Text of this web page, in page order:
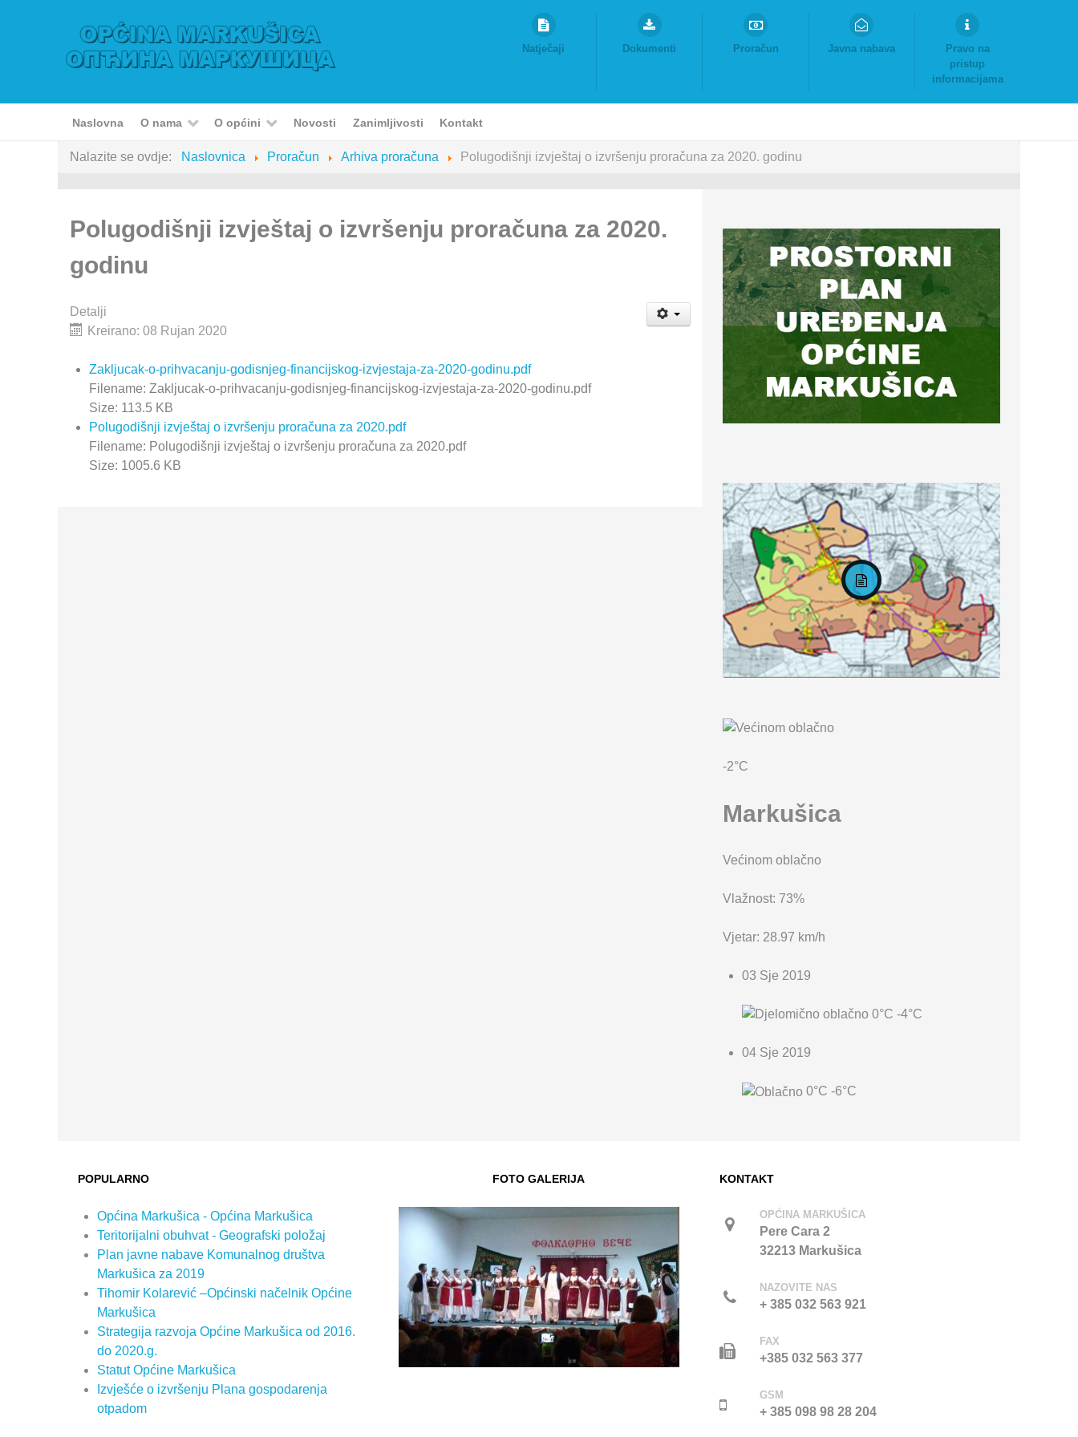
Natječaji Dokumenti Proračun Javna nabava
Pravo na
pristup
informacijama
Naslovna O nama O općini Novosti Zanimljivosti Kontakt
Nalazite se ovdje: Naslovnica Proračun Arhiva proračuna Polugodišnji izvještaj o izvršenju proračuna za 2020. godinu
Polugodišnji izvještaj o izvršenju proračuna za 2020.
godinu
Detalji
Kreirano: 08 Rujan 2020
Zakljucak-o-prihvacanju-godisnjeg-financijskog-izvjestaja-za-2020-godinu.pdf
Filename: Zakljucak-o-prihvacanju-godisnjeg-financijskog-izvjestaja-za-2020-godinu.pdf
Size: 113.5 KB
Polugodišnji izvještaj o izvršenju proračuna za 2020.pdf
Filename: Polugodišnji izvještaj o izvršenju proračuna za 2020.pdf
Size: 1005.6 KB
-2°C
Markušica
Većinom oblačno
Vlažnost: 73%
Vjetar: 28.97 km/h
03 Sje 2019
0°C -4°C
04 Sje 2019
0°C -6°C
POPULARNO
Općina Markušica - Općina Markušica
Teritorijalni obuhvat - Geografski položaj
Plan javne nabave Komunalnog društva
Markušica za 2019
Tihomir Kolarević –Općinski načelnik Općine
Markušica
Strategija razvoja Općine Markušica od 2016.
do 2020.g.
Statut Općine Markušica
Izvješće o izvršenju Plana gospodarenja
otpadom
FOTO GALERIJA KONTAKT
OPĆINA MARKUŠICA
Pere Cara 2
32213 Markušica
NAZOVITE NAS
+ 385 032 563 921
FAX
+385 032 563 377
GSM
+ 385 098 98 28 204